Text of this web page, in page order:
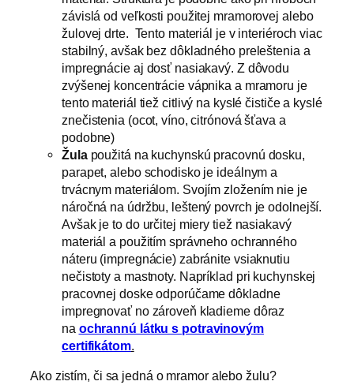
závislá od veľkosti použitej mramorovej alebo
žulovej drte. Tento materiál je v interiéroch viac
stabilný, avšak bez dôkladného preleštenia a
impregnácie aj dosť nasiakavý. Z dôvodu
zvýšenej koncentrácie vápnika a mramoru je
tento materiál tiež citlivý na kyslé čističe a kyslé
znečistenia (ocot, víno, citrónová šťava a
podobne)
Žulapoužitá na kuchynskú pracovnú dosku,
parapet, alebo schodisko je ideálnym a
trvácnym materiálom. Svojím zložením nie je
náročná na údržbu, leštený povrch je odolnejší.
Avšak je to do určitej miery tiež nasiakavý
materiál a použitím správneho ochranného
náteru (impregnácie) zabránite vsiaknutiu
nečistoty a mastnoty. Napríklad pri kuchynskej
pracovnej doske odporúčame dôkladne
impregnovať no zároveň kladieme dôraz
na ochrannú látku s potravinovým
certifikátom.
Ako zistím, či sa jedná o mramor alebo žulu?